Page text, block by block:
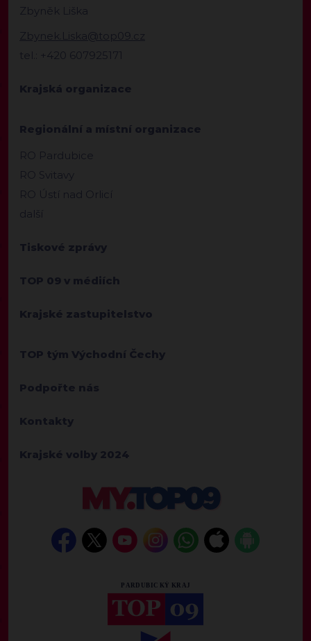
Zbyněk Liška
Zbynek.Liska@top09.cz
tel.: +420 607925171
Krajská organizace
Regionální a místní organizace
RO Pardubice
RO Svitavy
RO Ústí nad Orlicí
další
Tiskové zprávy
TOP 09 v médiích
Krajské zastupitelstvo
TOP tým Východní Čechy
Podpořte nás
Kontakty
Krajské volby 2024